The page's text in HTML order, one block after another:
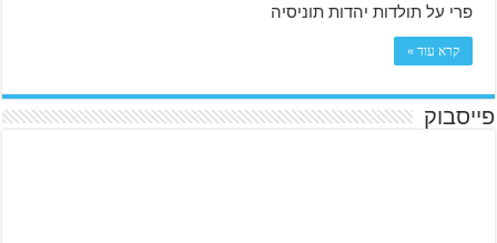
פרי על תולדות יהדות תוניסיה
קרא עוד »
פייסבוק